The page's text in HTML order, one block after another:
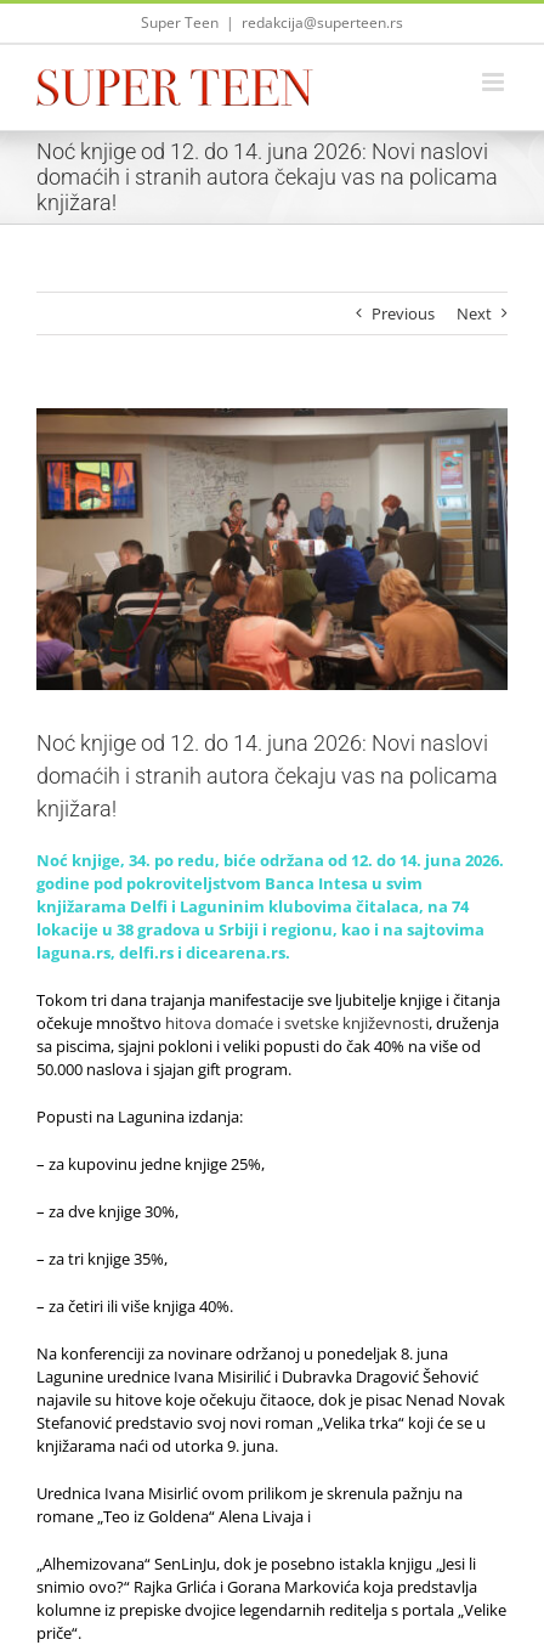
Skip
Super Teen | redakcija@superteen.rs
Noć knjige od 12. do 14. juna 2026: Novi naslovi
domaćih i stranih autora čekaju vas na policama
knjižara!
Previous Next
View
Larger
Image
Noć knjige od 12. do 14. juna 2026: Novi naslovi
domaćih i stranih autora čekaju vas na policama
knjižara!
Noć knjige, 34. po redu, biće održana od 12. do 14. juna 2026.
godine pod pokroviteljstvom Banca Intesa u svim
knjižarama Delfi i Laguninim klubovima čitalaca, na 74
lokacije u 38 gradova u Srbiji i regionu, kao i na sajtovima
laguna.rs, delfi.rs i dicearena.rs.
Tokom tri dana trajanja manifestacije sve ljubitelje knjige i čitanja
očekuje mnoštvo hitova domaće i svetske književnosti, druženja
sa piscima, sjajni pokloni i veliki popusti do čak 40% na više od
50.000 naslova i sjajan gift program.
Popusti na Lagunina izdanja:
– za kupovinu jedne knjige 25%,
– za dve knjige 30%,
– za tri knjige 35%,
– za četiri ili više knjiga 40%.
Na konferenciji za novinare održanoj u ponedeljak 8. juna
Lagunine urednice Ivana Misirilić i Dubravka Dragović Šehović
najavile su hitove koje očekuju čitaoce, dok je pisac Nenad Novak
Stefanović predstavio svoj novi roman „Velika trka“ koji će se u
knjižarama naći od utorka 9. juna.
Urednica Ivana Misirlić ovom prilikom je skrenula pažnju na
romane „Teo iz Goldena“ Alena Livaja i
„Alhemizovana“ SenLinJu, dok je posebno istakla knjigu „Jesi li
snimio ovo?“ Rajka Grlića i Gorana Markovića koja predstavlja
kolumne iz prepiske dvojice legendarnih reditelja s portala „Velike
priče“.